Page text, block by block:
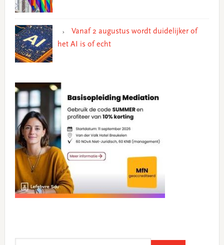
Vanaf 2 augustus wordt duidelijker of
het AI is of echt